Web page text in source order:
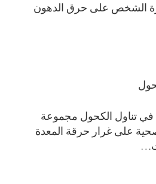
الشخص على حرق الدهون
تناول الكحول مجموعة
على غرار حرقة المعدة